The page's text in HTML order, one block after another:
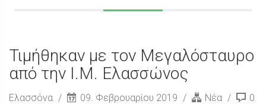
Τιμήθηκαν με τον Μεγαλόσταυρο
από την Ι.Μ. Ελασσώνος
Ελασσόνα 09. Φεβρουαρίου 2019 Νέα 0